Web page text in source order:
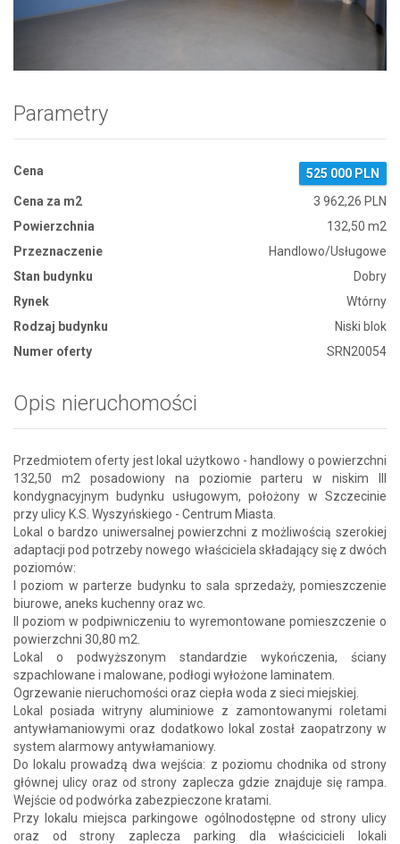
Zdjęcie 1
Parametry
Cena
525 000 PLN
Cena za m2
3 962,26 PLN
Powierzchnia
132,50 m2
Przeznaczenie
Handlowo/Usługowe
Stan budynku
Dobry
Rynek
Wtórny
Rodzaj budynku
Niski blok
Numer oferty
SRN20054
Opis nieruchomości
Przedmiotem oferty jest lokal użytkowo - handlowy o powierzchni
132,50 m2 posadowiony na poziomie parteru w niskim III
kondygnacyjnym budynku usługowym, położony w Szczecinie
przy ulicy K.S. Wyszyńskiego - Centrum Miasta.
Lokal o bardzo uniwersalnej powierzchni z możliwością szerokiej
adaptacji pod potrzeby nowego właściciela składający się z dwóch
poziomów:
I poziom w parterze budynku to sala sprzedaży, pomieszczenie
biurowe, aneks kuchenny oraz wc.
II poziom w podpiwniczeniu to wyremontowane pomieszczenie o
powierzchni 30,80 m2.
Lokal o podwyższonym standardzie wykończenia, ściany
szpachlowane i malowane, podłogi wyłożone laminatem.
Ogrzewanie nieruchomości oraz ciepła woda z sieci miejskiej.
Lokal posiada witryny aluminiowe z zamontowanymi roletami
antywłamaniowymi oraz dodatkowo lokal został zaopatrzony w
system alarmowy antywłamaniowy.
Do lokalu prowadzą dwa wejścia: z poziomu chodnika od strony
głównej ulicy oraz od strony zaplecza gdzie znajduje się rampa.
Wejście od podwórka zabezpieczone kratami.
Przy lokalu miejsca parkingowe ogólnodostępne od strony ulicy
oraz od strony zaplecza parking dla właścicicieli lokali